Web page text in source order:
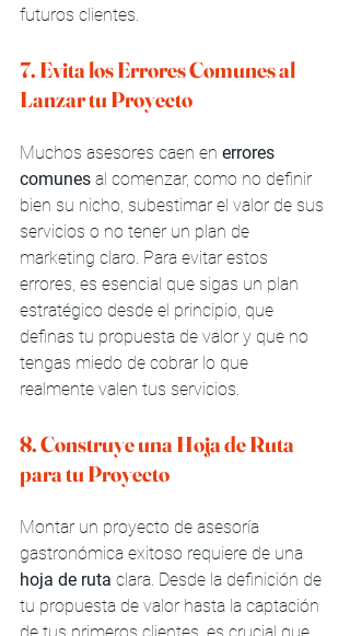
futuros clientes.
7. Evita los Errores Comunes al
Lanzar tu Proyecto
Muchos asesores caen en errores
comunes al comenzar, como no definir
bien su nicho, subestimar el valor de sus
servicios o no tener un plan de
marketing claro. Para evitar estos
errores, es esencial que sigas un plan
estratégico desde el principio, que
definas tu propuesta de valor y que no
tengas miedo de cobrar lo que
realmente valen tus servicios.
8. Construye una Hoja de Ruta
para tu Proyecto
Montar un proyecto de asesoría
gastronómica exitoso requiere de una
hoja de ruta clara. Desde la definición de
tu propuesta de valor hasta la captación
de tus primeros clientes, es crucial que